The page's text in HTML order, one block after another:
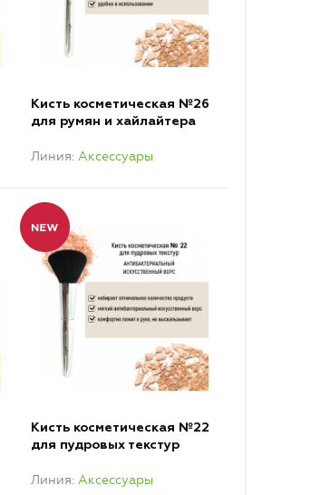
Кисть косметическая №26
для румян и хайлайтера
Линия Аксессуары
Кисть косметическая №22
для пудровых текстур
Линия Аксессуары